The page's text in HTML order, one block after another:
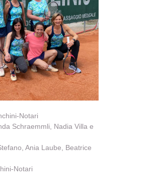
Notari
Schraemmli, Nadia Villa e
Ania Laube, Beatrice
Notari